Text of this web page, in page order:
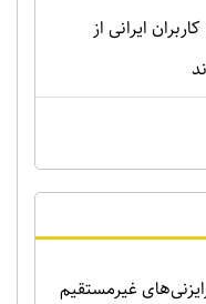
ایرانی از
غیرمستقیم